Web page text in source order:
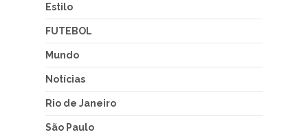
Estilo
FUTEBOL
Mundo
Notícias
Rio de Janeiro
São Paulo